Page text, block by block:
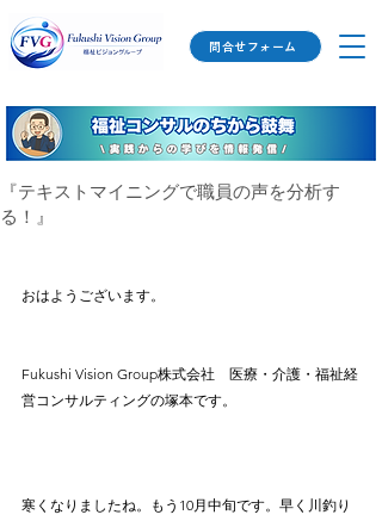
問合せフォーム
『テキストマイニングで職員の声を分析す
る！』
おはようございます。
Fukushi Vision Group株式会社　医療・介護・福祉経
営コンサルティングの塚本です。
寒くなりましたね。もう10月中旬です。早く川釣り